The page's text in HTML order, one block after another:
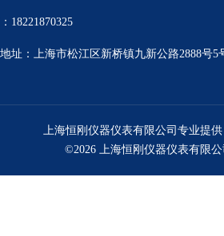
18221870325
址：上海市松江区新桥镇九新公路2888号5
上海恒刚仪器仪表有限公司专业提
©2026 上海恒刚仪器仪表有限